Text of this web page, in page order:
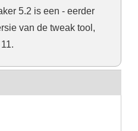
5.2 is een - eerder
van de tweak tool,